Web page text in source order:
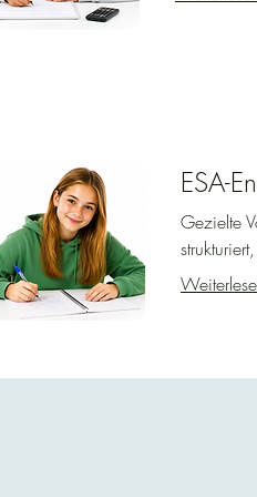
Klicken Sie danach auf
Schritt 4: Zahlungsoptionen
Pakete: Können online
Einzelstunden: Werden
Nach Abschluss der
ESA-
Gezielte